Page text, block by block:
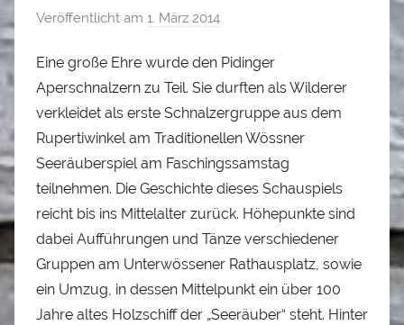
Veröffentlicht am 1. März 2014
n
L
o
i
s
e
Eine große Ehre wurde den Pidinger
Aperschnalzern zu Teil. Sie durften als Wilderer
verkleidet als erste Schnalzergruppe aus dem
Rupertiwinkel am Traditionellen Wössner
Seeräuberspiel am Faschingssamstag
teilnehmen. Die Geschichte dieses Schauspiels
reicht bis ins Mittelalter zurück. Höhepunkte sind
dabei Aufführungen und Tänze verschiedener
Gruppen am Unterwössener Rathausplatz, sowie
ein Umzug, in dessen Mittelpunkt ein über 100
Jahre altes Holzschiff der „Seeräuber“ steht. Hinter